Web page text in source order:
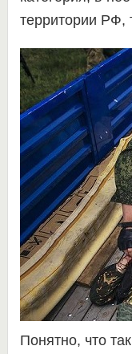
территории РФ,
Понятно, что